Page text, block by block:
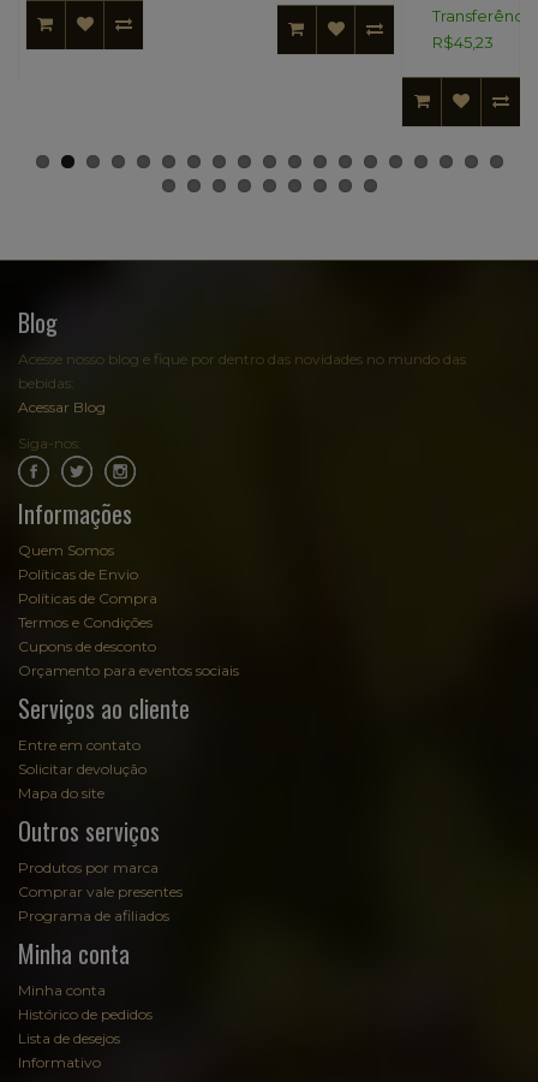
R$45,23
Blog
Acesse nosso blog e fique por dentro das novidades no mundo das
bebidas:
Acessar Blog
Siga-nos:
Informações
Quem Somos
Políticas de Envio
Políticas de Compra
Termos e Condições
Cupons de desconto
Orçamento para eventos sociais
Serviços ao cliente
Entre em contato
Solicitar devolução
Mapa do site
Outros serviços
Produtos por marca
Comprar vale presentes
Programa de afiliados
Minha conta
Minha conta
Histórico de pedidos
Lista de desejos
Informativo